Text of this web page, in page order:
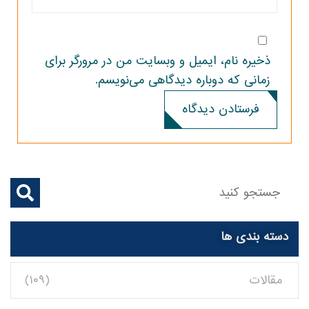
دسته بندی ها
مقالات (۱۰۹)
ذخیره نام، ایمیل و وبسایت من در مرورگر برای
زمانی که دوباره دیدگاهی می‌نویسم.
فرستادن دیدگاه